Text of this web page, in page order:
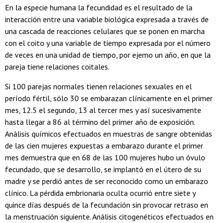
En la especie humana la fecundidad es el resultado de la
interacción entre una variable biológica expresada a través de
una cascada de reacciones celulares que se ponen en marcha
con el coito y una variable de tiempo expresada por el número
de veces en una unidad de tiempo, por ejemo un año, en que la
pareja tiene relaciones coitales.
Si 100 parejas normales tienen relaciones sexuales en el
período fértil, sólo 30 se embarazan clínicamente en el primer
mes, 12.5 el segundo, 13 al tercer mes y así sucesivamente
hasta llegar a 86 al término del primer año de exposición.
Análisis químicos efectuados en muestras de sangre obtenidas
de las cien mujeres expuestas a embarazo durante el primer
mes demuestra que en 68 de las 100 mujeres hubo un óvulo
fecundado, que se desarrollo, se implantó en el útero de su
madre y se perdió antes de ser reconocido como un embarazo
clínico. La pérdida embrionaria oculta ocurrió entre siete y
quince días después de la fecundación sin provocar retraso en
la menstruación siguiente. Análisis citogenéticos efectuados en